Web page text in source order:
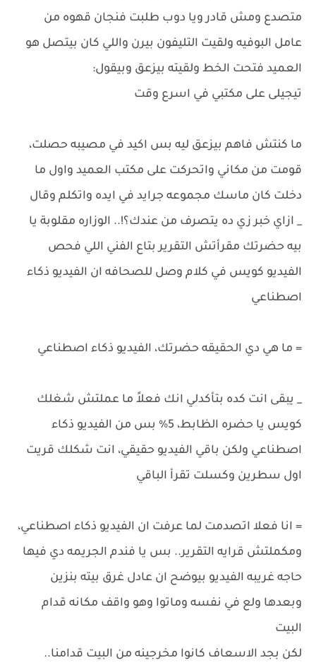
متصدع ومش قادر ويا دوب طلبت فنجان قهوه من
عامل البوفيه ولقيت التليفون بيرن واللي كان بيتصل هو
العميد فتحت الخط ولقيته بيزعق وبيقول:
تيجيلى على مكتبي في اسرع وقت
ما كنتش فاهم بيزعق ليه بس اكيد في مصيبه حصلت،
قومت من مكاني واتحركت على مكتب العميد واول ما
دخلت كان ماسك مجموعه جرايد في ايده واتكلم وقال
_ ازاي خبر زي ده يتصرف من عندك؟!.. الوزاره مقلوبة يا
بيه حضرتك مقرأتش التقرير بتاع الفني اللي فحص
الفيديو كويس في كلام وصل للصحافه ان الفيديو ذكاء
اصطناعي
= ما هي دي الحقيقه حضرتك، الفيديو ذكاء اصطناعي
_ يبقى انت كده بتأكدلي انك فعلاً ما عملتش شغلك
كويس يا حضره الظابط، 5% بس من الفيديو ذكاء
اصطناعي ولكن باقي الفيديو حقيقي، انت شكلك قريت
اول سطرين وكسلت تقرأ الباقي
= انا فعلا اتصدمت لما عرفت ان الفيديو ذكاء اصطناعي،
ومكملتش قرايه التقرير.. بس يا فندم الجريمه دي فيها
حاجه غريبه الفيديو بيوضح ان عادل غرق بيته بنزين
وبعدها ولع في نفسه وماتوا وهو واقف مكانه قدام
البيت
لكن بجد الاسعاف كانوا مخرجينه من البيت قدامنا..